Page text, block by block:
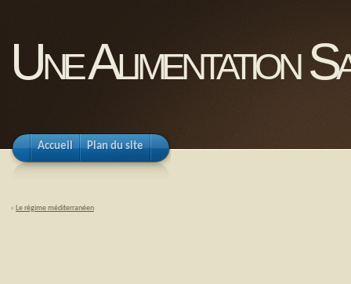
Une Alimentation
Accueil Plan du site
« Le régime méditerranéen